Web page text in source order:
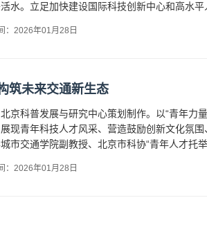
水。立足加快建设国际科技创新中心和高水
：2026年01月28日
筑未来交通新生态
京科普发展与研究中心策划制作。以“青年力
现青年科技人才风采、营造鼓励创新文化氛
市交通学院副教授、北京市科协“青年人才托
：2026年01月28日